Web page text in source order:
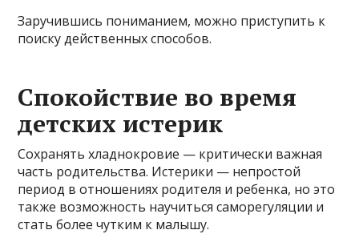
Заручившись пониманием, можно приступить к
поиску действенных способов.
Спокойствие во время
детских истерик
Сохранять хладнокровие — критически важная
часть родительства. Истерики — непростой
период в отношениях родителя и ребенка, но это
также возможность научиться саморегуляции и
стать более чутким к малышу.